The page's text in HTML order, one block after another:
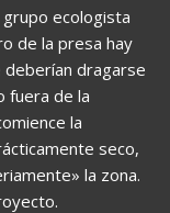
grupo ecologista
de la presa hay
dragarse
fuera de la
la
seco,
la zona.